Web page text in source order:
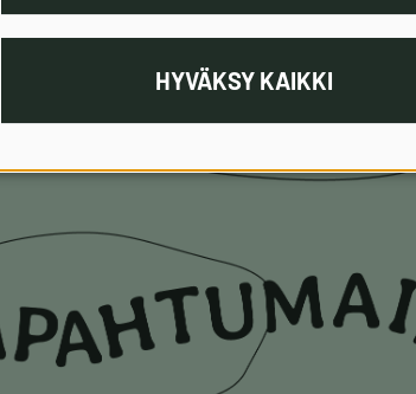
HYVÄKSY KAIKKI